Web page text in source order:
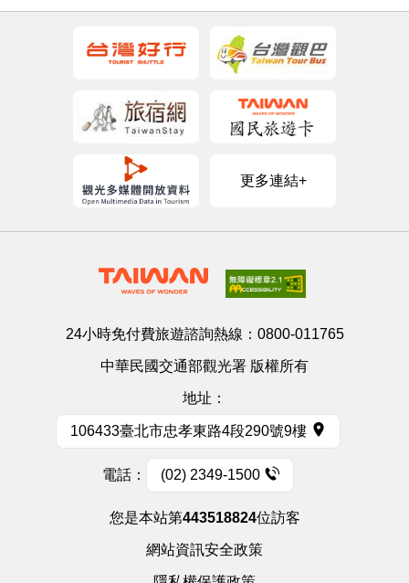
更多連結+
24小時免付費旅遊諮詢熱線： 0800-011765
中華民國交通部觀光署 版權所有
地址：
106433臺北市忠孝東路4段290號9樓
電話： (02) 2349-1500
您是本站第443518824位訪客
網站資訊安全政策